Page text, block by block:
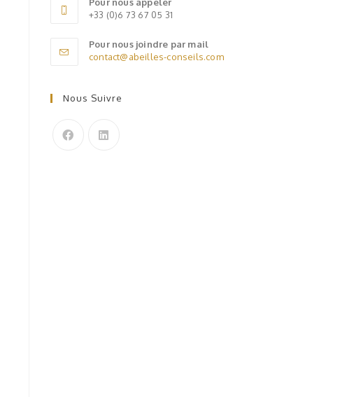
+33 (0)6 73 67 05 31
Pour nous joindre par mail
contact@abeilles-conseils.com
Nous Suivre